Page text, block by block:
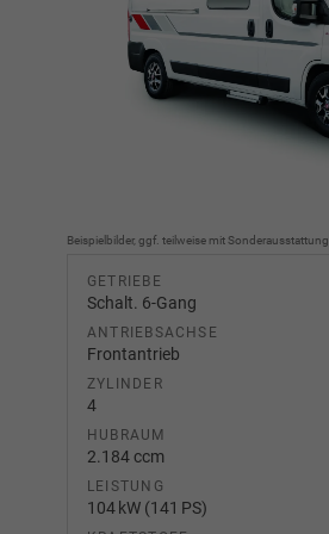
Beispielbilder, ggf. teilweise mit Sonderausstattung
GETRIEBE
Schalt. 6-Gang
ANTRIEBSACHSE
Frontantrieb
ZYLINDER
4
HUBRAUM
2.184 ccm
LEISTUNG
104 kW (141 PS)